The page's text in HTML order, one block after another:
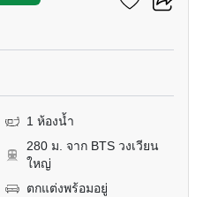
1 ห้องน้ำ
280 ม. จาก BTS วงเวียน
ใหญ่
ตกแต่งพร้อมอยู่